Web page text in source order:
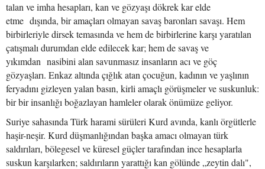
talan ve imha hesapları, kan ve gözyaşı dökrek kar elde
etme dışında, bir amaçları olmayan savaş baronları savaşı. Hem
birbirleriyle dirsek temasında ve hem de birbirlerine karşı yaratılan
çatışmalı durumdan elde edilecek kar; hem de savaş ve
yıkımdan nasibini alan savunmasız insanların acı ve göç
gözyaşları. Enkaz altında çığlık atan çocuğun, kadının ve yaşlının
feryadını gizleyen yalan basın, kirli amaçlı görüşmeler ve suskunluk:
bir bir insanlığı boğazlayan hamleler olarak önümüze geliyor.
Suriye sahasında Türk harami sürüleri Kurd avında, kanlı örgütlerle
haşir-neşir. Kurd düşmanlığından başka amacı olmayan türk
saldırıları, bölegesel ve küresel güçler tarafından ince hesaplarla
suskun karşılarken; saldırıların yarattığı kan gölünde „zeytin dalı",